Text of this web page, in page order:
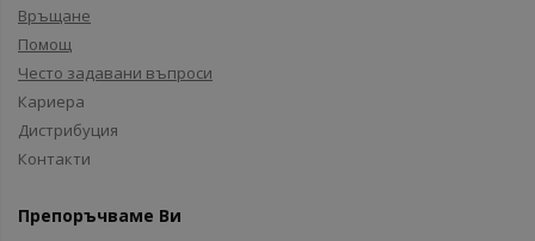
Връщане
Помощ
Често задавани въпроси
Кариера
Дистрибуция
Контакти
Препоръчваме Ви